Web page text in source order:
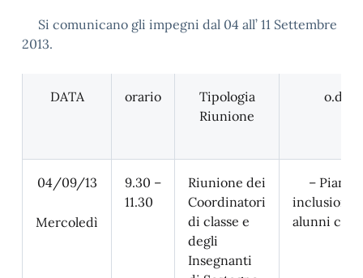
Si comunicano gli impegni dal 04 all’ 11 Settembre
2013.
DATA orario
Tipologia
Riunione
o.d.g
04/09/13
Mercoledì
9.30 –
11.30
Riunione dei
Coordinatori
di classe e
degli
Insegnanti
– Piano
inclusione
alunni con